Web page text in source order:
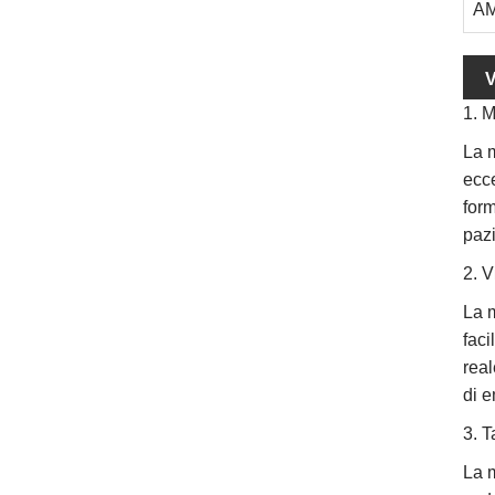
1.
La
2.
La
di
3.
La